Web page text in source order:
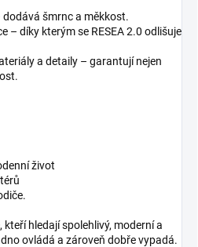
šmrnc a měkkost.
– díky kterým se RESEA 2.0 odlišuje
a detaily – garantují nejen
život
hledají spolehlivý, moderní a
ovládá a zároveň dobře vypadá.